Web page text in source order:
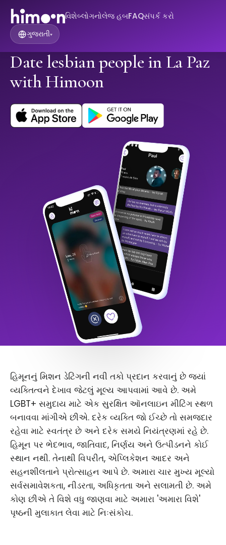
વિશેબ્લોગનોલેજ હબFAQસંપર્ક કરો
ગુજરાતી▾
Date lesbian people in La Paz
with Himoon
હિમૂનનું મિશન ડેટિંગની નવી તકો પ્રદાન કરવાનું છે જ્યાં
વ્યક્તિત્વને દેખાવ જેટલું મૂલ્ય આપવામાં આવે છે. અમે
LGBT+ સમુદાય માટે એક સુરક્ષિત ઑનલાઇન મીટિંગ સ્થળ
બનાવવા માંગીએ છીએ. દરેક વ્યક્તિ જો ઈચ્છે તો સમજદાર
રહેવા માટે સ્વતંત્ર છે અને દરેક સમયે નિયંત્રણમાં રહે છે.
હિમૂન પર ભેદભાવ, જાતિવાદ, નિર્ણય અને ઉત્પીડનને કોઈ
સ્થાન નથી. તેનાથી વિપરીત, એપ્લિકેશન આદર અને
સહનશીલતાને પ્રોત્સાહન આપે છે. અમારા ચાર મુખ્ય મૂલ્યો
સર્વસમાવેશકતા, નીડરતા, અધિકૃતતા અને સલામતી છે. અમે
કોણ છીએ તે વિશે વધુ જાણવા માટે અમારા 'અમારા વિશે'
પૃષ્ઠની મુલાકાત લેવા માટે નિઃસંકોચ.